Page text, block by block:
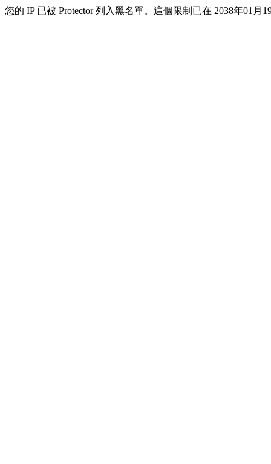
您的 IP 已被 Protector 列入黑名單。這個限制已在 2038年01月